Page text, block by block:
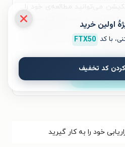
می‌توانید مطالعه‌ی خود را
خواندن و شنیدن کتاب‌ها را
علاوه‌بر دسترسی آسان،
و الکترونیکی با تخفیف‌های
است.
نصب
خود را به کار گیرید
با کد FTX50
کد تخفیف